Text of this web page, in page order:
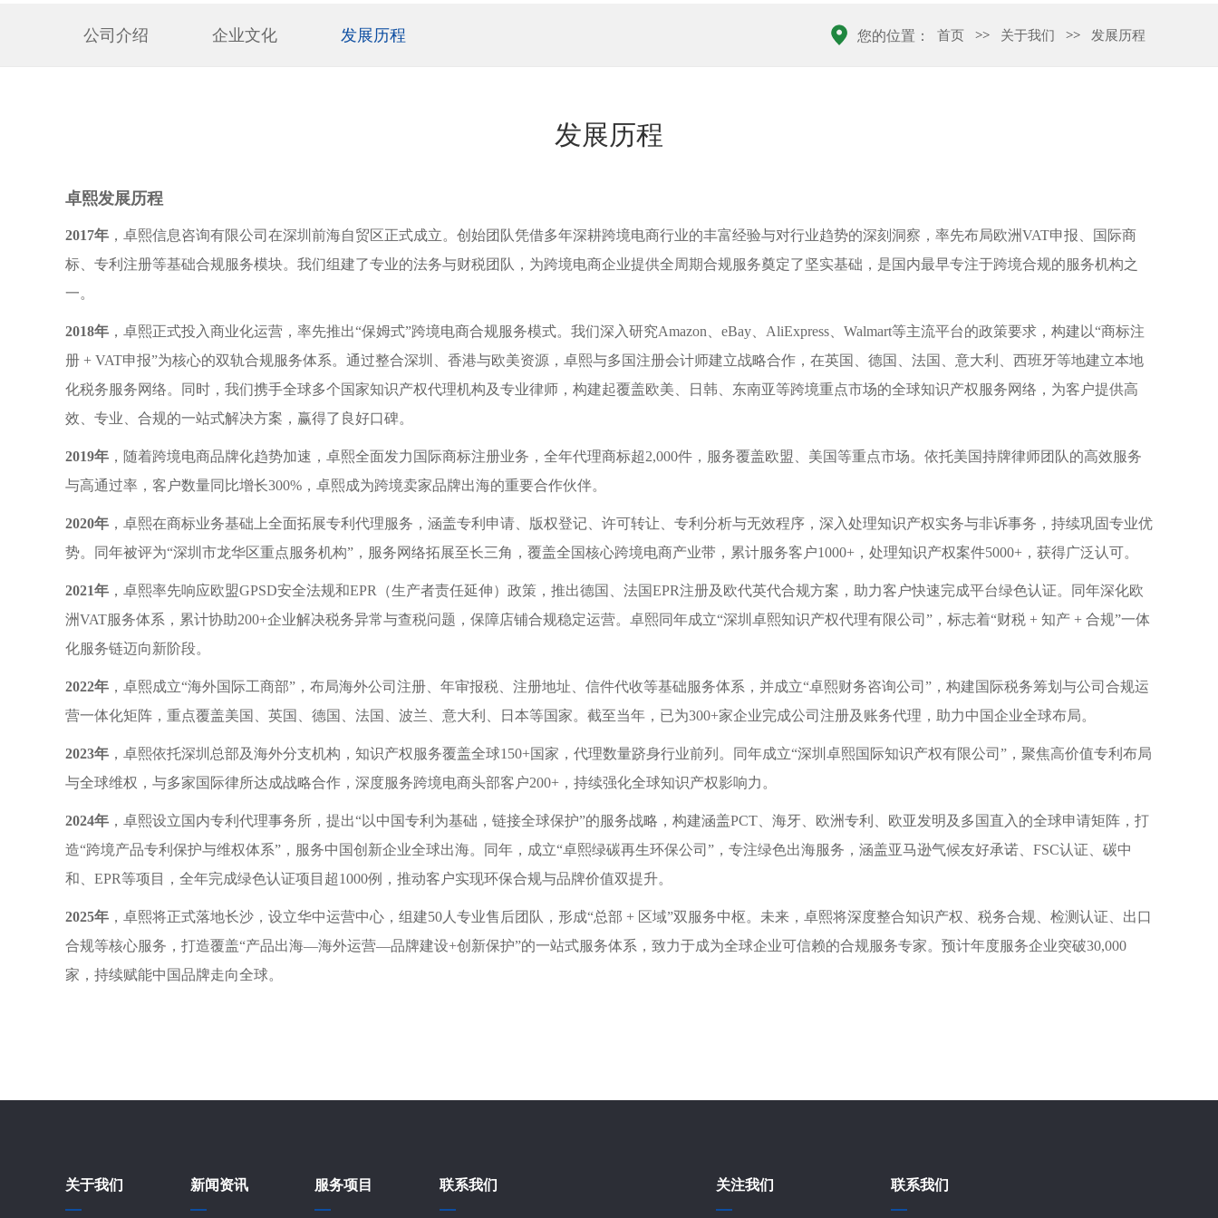
公司介绍 企业文化 发展历程 您的位置： 首页 >> 关于我们 >> 发展历程
发展历程
卓熙发展历程
2017年 ，卓熙信息咨询有限公司在深圳前海自贸区正式成立。创始团队凭借多年深耕跨境电商行业的丰富经验与对行业趋势的深刻洞察，率先布局欧洲VAT申报、国际商
标、专利注册等基础合规服务模块。我们组建了专业的法务与财税团队，为跨境电商企业提供全周期合规服务奠定了坚实基础，是国内最早专注于跨境合规的服务机构之
一。
2018年 ，卓熙正式投入商业化运营，率先推出“保姆式”跨境电商合规服务模式。我们深入研究Amazon、eBay、AliExpress、Walmart等主流平台的政策要求，构建以“商标注
册 + VAT申报”为核心的双轨合规服务体系。通过整合深圳、香港与欧美资源，卓熙与多国注册会计师建立战略合作，在英国、德国、法国、意大利、西班牙等地建立本地
化税务服务网络。同时，我们携手全球多个国家知识产权代理机构及专业律师，构建起覆盖欧美、日韩、东南亚等跨境重点市场的全球知识产权服务网络，为客户提供高
效、专业、合规的一站式解决方案，赢得了良好口碑。
2019年 ，随着跨境电商品牌化趋势加速，卓熙全面发力国际商标注册业务，全年代理商标超2,000件，服务覆盖欧盟、美国等重点市场。依托美国持牌律师团队的高效服务
与高通过率，客户数量同比增长300%，卓熙成为跨境卖家品牌出海的重要合作伙伴。
2020年 ，卓熙在商标业务基础上全面拓展专利代理服务，涵盖专利申请、版权登记、许可转让、专利分析与无效程序，深入处理知识产权实务与非诉事务，持续巩固专业优
势。同年被评为“深圳市龙华区重点服务机构”，服务网络拓展至长三角，覆盖全国核心跨境电商产业带，累计服务客户1000+，处理知识产权案件5000+，获得广泛认可。
2021年 ，卓熙率先响应欧盟GPSD安全法规和EPR（生产者责任延伸）政策，推出德国、法国EPR注册及欧代英代合规方案，助力客户快速完成平台绿色认证。同年深化欧
洲VAT服务体系，累计协助200+企业解决税务异常与查税问题，保障店铺合规稳定运营。卓熙同年成立“深圳卓熙知识产权代理有限公司”，标志着“财税 + 知产 + 合规”一体
化服务链迈向新阶段。
2022年 ，卓熙成立“海外国际工商部”，布局海外公司注册、年审报税、注册地址、信件代收等基础服务体系，并成立“卓熙财务咨询公司”，构建国际税务筹划与公司合规运
营一体化矩阵，重点覆盖美国、英国、德国、法国、波兰、意大利、日本等国家。截至当年，已为300+家企业完成公司注册及账务代理，助力中国企业全球布局。
2023年 ，卓熙依托深圳总部及海外分支机构，知识产权服务覆盖全球150+国家，代理数量跻身行业前列。同年成立“深圳卓熙国际知识产权有限公司”，聚焦高价值专利布局
与全球维权，与多家国际律所达成战略合作，深度服务跨境电商头部客户200+，持续强化全球知识产权影响力。
2024年 ，卓熙设立国内专利代理事务所，提出“以中国专利为基础，链接全球保护”的服务战略，构建涵盖PCT、海牙、欧洲专利、欧亚发明及多国直入的全球申请矩阵，打
造“跨境产品专利保护与维权体系”，服务中国创新企业全球出海。同年，成立“卓熙绿碳再生环保公司”，专注绿色出海服务，涵盖亚马逊气候友好承诺、FSC认证、碳中
和、EPR等项目，全年完成绿色认证项目超1000例，推动客户实现环保合规与品牌价值双提升。
2025年 ，卓熙将正式落地长沙，设立华中运营中心，组建50人专业售后团队，形成“总部 + 区域”双服务中枢。未来，卓熙将深度整合知识产权、税务合规、检测认证、出口
合规等核心服务，打造覆盖“产品出海—海外运营—品牌建设+创新保护”的一站式服务体系，致力于成为全球企业可信赖的合规服务专家。预计年度服务企业突破30,000
家，持续赋能中国品牌走向全球。
关于我们 新闻资讯 服务项目 联系我们 关注我们 联系我们